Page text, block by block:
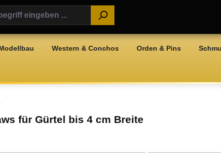
Western & Conchos Orden & Pins
für Gürtel bis 4 cm Breite